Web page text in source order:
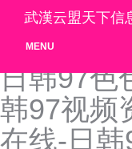
日韩91视
爱-日韩
日韩97色
韩97视频
在线-日韩
武漢云盟天下信
MENU